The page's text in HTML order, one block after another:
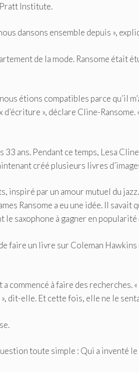
Institute.
dansons ensemble depuis »,
de la mode. Ransome était
étions compatibles parce qu’il
», déclare Cline-Ransome.
ans. Pendant ce temps, Lesa
créé plusieurs livres
inspiré par un amour mutuel du
Ransome a eu une idée. Il savait
saxophone à gagner en popularité
faire un livre sur Coleman
commencé à faire des recherches.
dit-elle. Et cette fois, elle ne le
toute simple : Qui a inventé